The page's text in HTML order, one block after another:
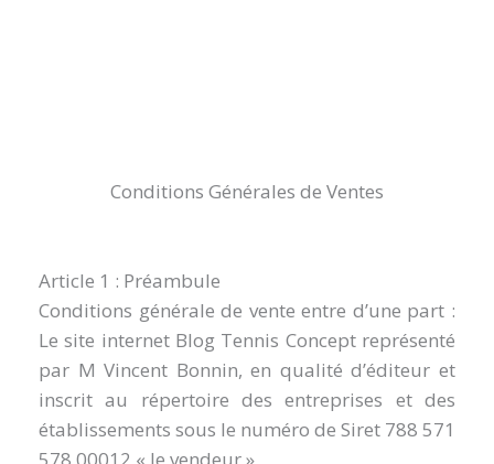
Conditions Générales de Ventes
Article 1 : Préambule
Conditions générale de vente entre d’une part :
Le site internet Blog Tennis Concept représenté
par M Vincent Bonnin, en qualité d’éditeur et
inscrit au répertoire des entreprises et des
établissements sous le numéro de Siret 788 571